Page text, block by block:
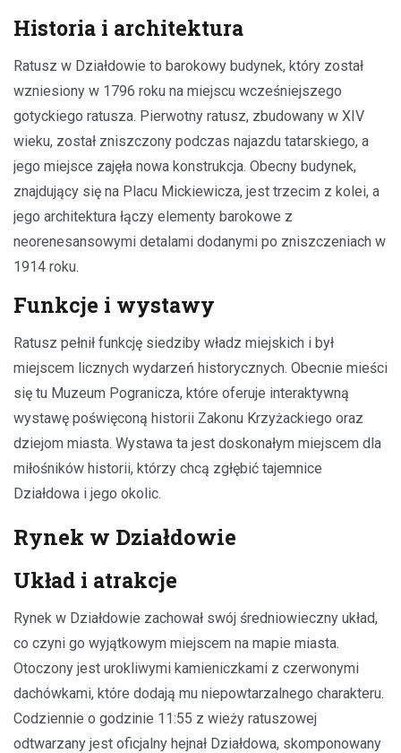
Historia i architektura
Ratusz w Działdowie to barokowy budynek, który został
wzniesiony w 1796 roku na miejscu wcześniejszego
gotyckiego ratusza. Pierwotny ratusz, zbudowany w XIV
wieku, został zniszczony podczas najazdu tatarskiego, a
jego miejsce zajęła nowa konstrukcja. Obecny budynek,
znajdujący się na Placu Mickiewicza, jest trzecim z kolei, a
jego architektura łączy elementy barokowe z
neorenesansowymi detalami dodanymi po zniszczeniach w
1914 roku.
Funkcje i wystawy
Ratusz pełnił funkcję siedziby władz miejskich i był
miejscem licznych wydarzeń historycznych. Obecnie mieści
się tu Muzeum Pogranicza, które oferuje interaktywną
wystawę poświęconą historii Zakonu Krzyżackiego oraz
dziejom miasta. Wystawa ta jest doskonałym miejscem dla
miłośników historii, którzy chcą zgłębić tajemnice
Działdowa i jego okolic.
Rynek w Działdowie
Układ i atrakcje
Rynek w Działdowie zachował swój średniowieczny układ,
co czyni go wyjątkowym miejscem na mapie miasta.
Otoczony jest urokliwymi kamieniczkami z czerwonymi
dachówkami, które dodają mu niepowtarzalnego charakteru.
Codziennie o godzinie 11:55 z wieży ratuszowej
odtwarzany jest oficjalny hejnał Działdowa, skomponowany